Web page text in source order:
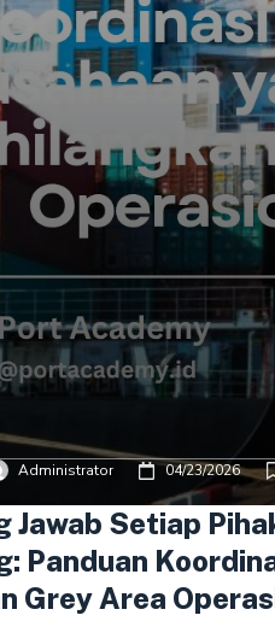
Administrator 04/23/2026
Jawab Setiap
Panduan
Grey Area